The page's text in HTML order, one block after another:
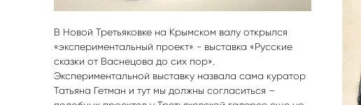
В Новой Третьяковке на Крымском валу открылся
«экспериментальный проект» - выставка «Русские
сказки от Васнецова до сих пор».
Экспериментальной выставку назвала сама куратор
Татьяна Гетман и тут мы должны согласиться –